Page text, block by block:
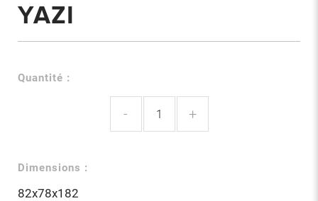
YAZI
Quantité :
- +
Dimensions :
82x78x182